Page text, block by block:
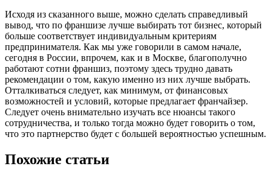
Исходя из сказанного выше, можно сделать справедливый
вывод, что по франшизе лучше выбирать тот бизнес, который
больше соответствует индивидуальным критериям
предпринимателя. Как мы уже говорили в самом начале,
сегодня в России, впрочем, как и в Москве, благополучно
работают сотни франшиз, поэтому здесь трудно давать
рекомендации о том, какую именно из них лучше выбрать.
Отталкиваться следует, как минимум, от финансовых
возможностей и условий, которые предлагает франчайзер.
Следует очень внимательно изучать все нюансы такого
сотрудничества, и только тогда можно будет говорить о том,
что это партнерство будет с большей вероятностью успешным.
Похожие статьи